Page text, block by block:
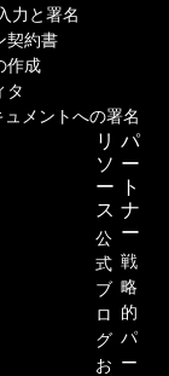
力と署名
契約書
作成
タ
メントへの署名
リ
ソ
ー
ス
公
式
ブ
ロ
グ
お
パ
ー
ト
ナ
ー
戦
略
的
パ
ー